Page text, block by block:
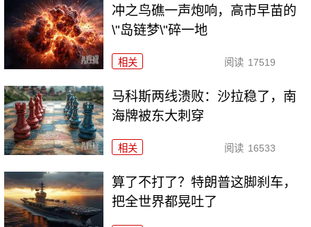
冲之鸟礁一声炮响，高市早苗的
\"岛链梦\"碎一地
相关 阅读 17519
马科斯两线溃败：沙拉稳了，南
海牌被东大刺穿
相关 阅读 16533
算了不打了？特朗普这脚刹车，
把全世界都晃吐了